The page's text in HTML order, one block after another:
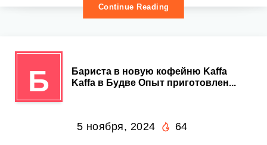
Continue Reading
Б
Бариста в новую кофейню Kaffa
Kaffa в Будве Опыт приготовлен...
5 ноября, 2024 64